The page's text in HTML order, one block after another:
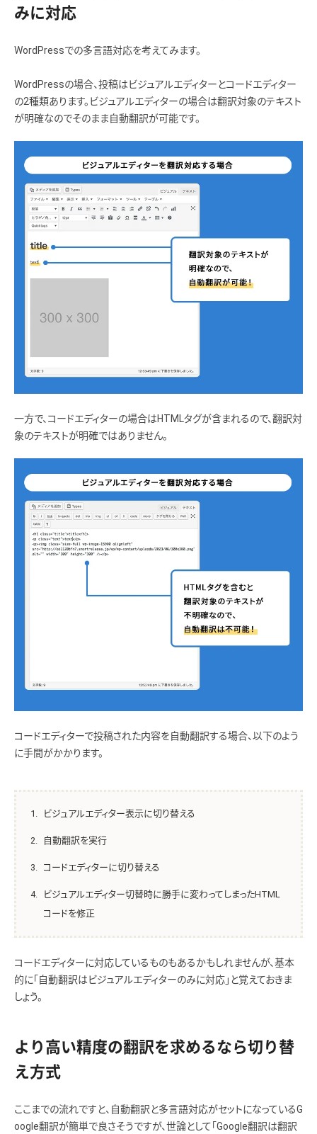
みに対応
WordPressでの多言語対応を考えてみます。
WordPressの場合、投稿はビジュアルエディターとコードエディター
の2種類あります。ビジュアルエディターの場合は翻訳対象のテキスト
が明確なのでそのまま自動翻訳が可能です。
一方で、コードエディターの場合はHTMLタグが含まれるので、翻訳対
象のテキストが明確ではありません。
コードエディターで投稿された内容を自動翻訳する場合、以下のよう
に手間がかかります。
ビジュアルエディター表示に切り替える
自動翻訳を実行
コードエディターに切り替える
ビジュアルエディター切替時に勝手に変わってしまったHTML
コードを修正
コードエディターに対応しているものもあるかもしれませんが、基本
的に「自動翻訳はビジュアルエディターのみに対応」と覚えておきま
しょう。
より高い精度の翻訳を求めるなら切り替
え方式
ここまでの流れですと、自動翻訳と多言語対応がセットになっているG
oogle翻訳が簡単で良さそうですが、世論として「Google翻訳は翻訳